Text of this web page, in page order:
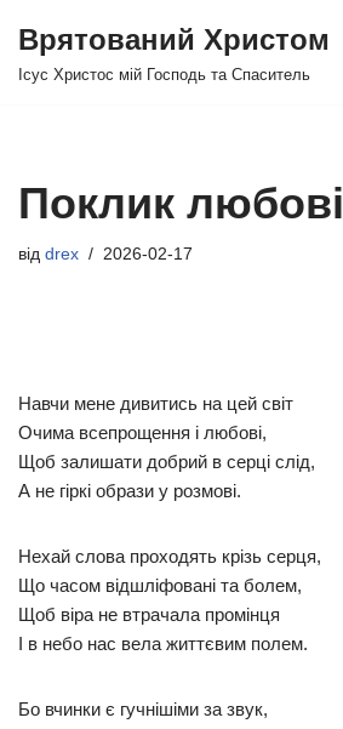
Перейти
Врятований Христом
Ісус Христос мій Господь та Спаситель
Поклик любові
від drex 2026-02-17
Навчи мене дивитись на цей світ
Очима всепрощення і любові,
Щоб залишати добрий в серці слід,
А не гіркі образи у розмові.
Нехай слова проходять крізь серця,
Що часом відшліфовані та болем,
Щоб віра не втрачала промінця
І в небо нас вела життєвим полем.
Бо вчинки є гучнішіми за звук,